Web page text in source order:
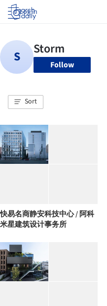
Log in
Follow
Sort
快易名商静安科技中心 / 阿科
米星建筑设计事务所